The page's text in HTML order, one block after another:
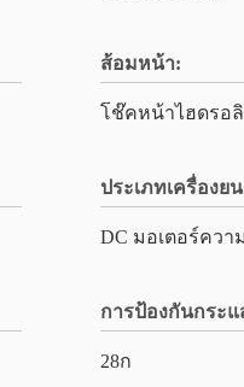
ส้อมหน้า:
โช๊คหน้าไฮดรอ
ประเภทเครื่องย
DC มอเตอร์ควา
การป้องกันกระแ
28ก